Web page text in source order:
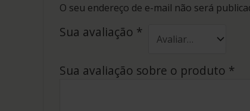
O seu endereço de e-mail não será
Sua avaliação *
Sua avaliação sobre o produto *